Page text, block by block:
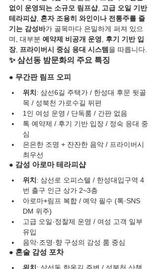
없이 운영되는 소규모 림프샵, 고급 오일 기반
테라피샵, 혼자 조용히 와인이나 전통주를 즐
기는 감성바가 골목마다 은밀하게 퍼져 있으
며, 대부분 예약제 비공개 운영, 후기 기반 입
장, 프라이버시 중심 응대 시스템 을 따릅니다.
✨ 삼선동 밤문화의 주요 특징
● 무간판 림프 오피
위치 : 삼선6길 주택가 / 한성대 후문 뒷골
목 / 성북천 가로수길 뒤편
1인 여성 운영 / 단독룸 / 간판 없음
톡 예약제 / 후기 기반 입장 / 정숙 응대 중
심
은은한 조명 + 잔잔한 음악 / 프라이버시
최우선
● 감성 아로마 테라피샵
위치 : 삼선로 오피스텔 / 한성대입구역 4
번 출구 인근 상가 2~3층
아로마+림프 복합 / 예약 필수 (톡·SNS
DM 위주)
고급 오일·정찰제 운영 / 여성 고객 일부
유입
음악·조명·향 구성의 감성 룸 중심
● 혼술 감성 포차